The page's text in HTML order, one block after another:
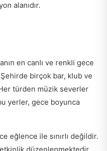
alanıdır.
en canlı ve renkli gece
Şehirde birçok bar, klub ve
türden müzik severler
yerler, gece boyunca
eğlence ile sınırlı değildir.